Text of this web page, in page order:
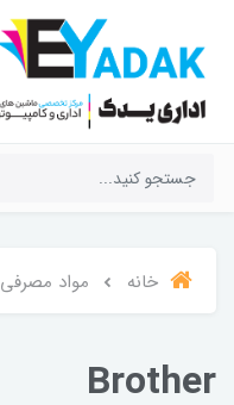
خانه مواد مصرفی
Brother